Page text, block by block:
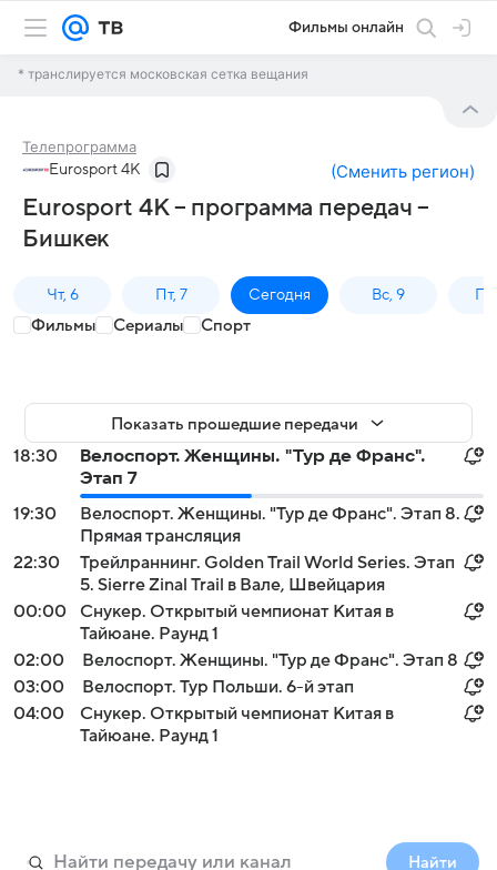
Фильмы онлайн
* транслируется московская сетка вещания
Телепрограмма
Eurosport 4K (Сменить регион)
Eurosport 4K – программа передач –
Бишкек
Чт, 6 Пт, 7 Сегодня Вс, 9
Фильмы Сериалы Спорт
Показать прошедшие передачи
18:30
Велоспорт. Женщины. "Тур де Франс".
Этап 7
19:30
Велоспорт. Женщины. "Тур де Франс". Этап 8.
Прямая трансляция
22:30
Трейлраннинг. Golden Trail World Series. Этап
5. Sierre Zinal Trail в Вале, Швейцария
00:00
Снукер. Открытый чемпионат Китая в
Тайюане. Раунд 1
02:00
Велоспорт. Женщины. "Тур де Франс". Этап 8
03:00
Велоспорт. Тур Польши. 6-й этап
04:00
Снукер. Открытый чемпионат Китая в
Тайюане. Раунд 1
Найти